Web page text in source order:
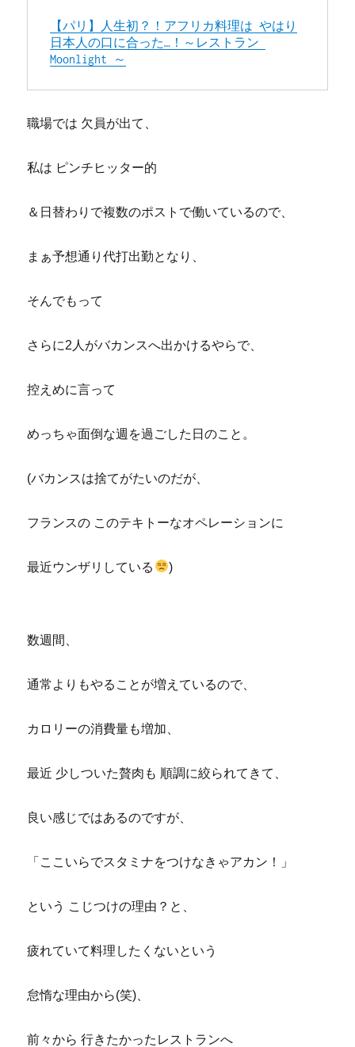
【パリ】人生初？！アフリカ料理は やはり
日本人の口に合った…！～レストラン
Moonlight ～
職場では 欠員が出て、
私は ピンチヒッター的
＆日替わりで複数のポストで働いているので、
まぁ予想通り代打出勤となり、
そんでもって
さらに2人がバカンスへ出かけるやらで、
控えめに言って
めっちゃ面倒な週を過ごした日のこと。
(バカンスは捨てがたいのだが、
フランスの このテキトーなオペレーションに
最近ウンザリしている )
数週間、
通常よりもやることが増えているので、
カロリーの消費量も増加、
最近 少しついた贅肉も 順調に絞られてきて、
良い感じではあるのですが、
「ここいらでスタミナをつけなきゃアカン！」
という こじつけの理由？と、
疲れていて料理したくないという
怠惰な理由から(笑)、
前々から 行きたかったレストランへ